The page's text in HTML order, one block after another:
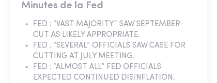
Minutes de la Fed
FED : “VAST MAJORITY” SAW SEPTEMBER
CUT AS LIKELY APPROPRIATE.
FED : “SEVERAL” OFFICIALS SAW CASE FOR
CUTTING AT JULY MEETING.
FED : “ALMOST ALL” FED OFFICIALS
EXPECTED CONTINUED DISINFLATION.